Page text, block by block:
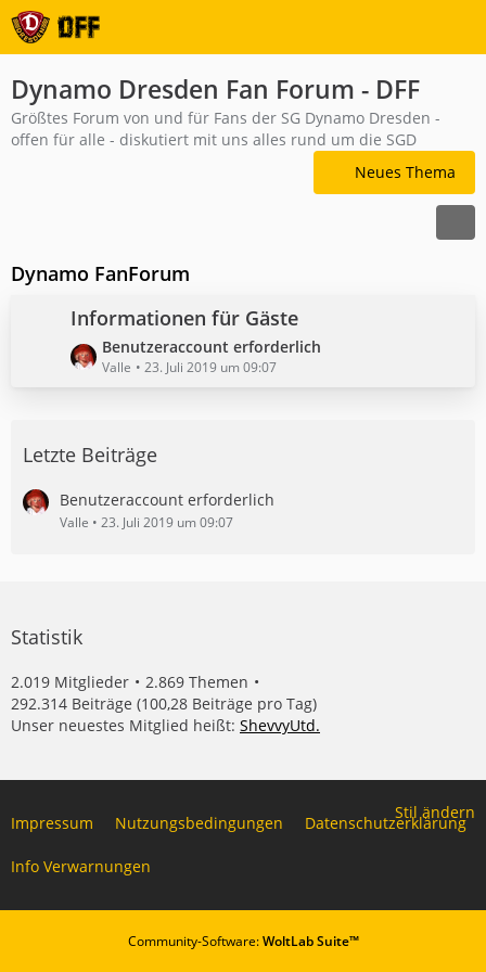
Dynamo Dresden Fan Forum - DFF
Größtes Forum von und für Fans der SG Dynamo Dresden -
offen für alle - diskutiert mit uns alles rund um die SGD
Neues Thema
Dynamo FanForum
Informationen für Gäste
L
e
e
e
i
e
Benutzeraccount erforderlich
Valle 23. Juli 2019 um 09:07
Letzte Beiträge
Benutzeraccount erforderlich
Valle 23. Juli 2019 um 09:07
Statistik
2.019 Mitglieder
2.869 Themen
292.314 Beiträge (100,28 Beiträge pro Tag)
Unser neuestes Mitglied heißt: ShevvyUtd.
Stil ändern
Impressum Nutzungsbedingungen Datenschutzerklärung
Info Verwarnungen
Community-Software:WoltLab Suite™